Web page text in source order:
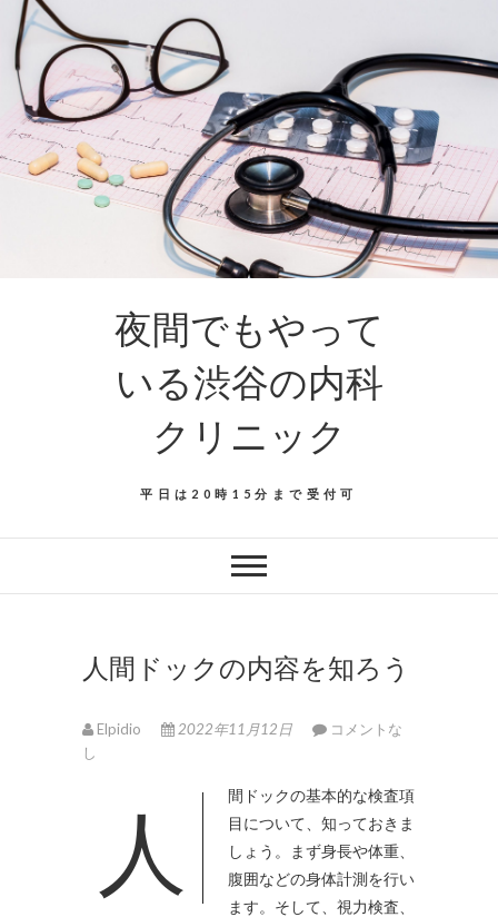
夜間でもやって
いる渋谷の内科
クリニック
平日は20時15分まで受付可
人間ドックの内容を知ろう
Elpidio 2022年11月12日
コメントな
し
人間ドックの基本的な検査項
目について、知っておきま
しょう。
まず身長や体重、
腹囲などの身体計測を行い
ます。そして、視力検査、